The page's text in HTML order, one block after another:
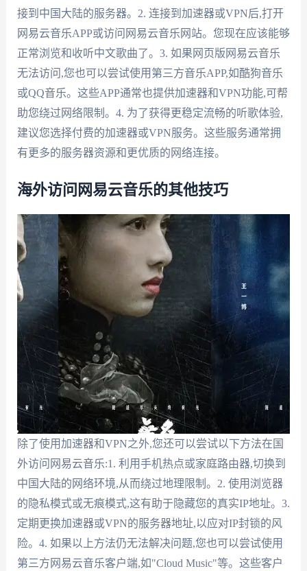
接到中国大陆的服务器。2. 连接到加速器或VPN后,打开
网易云音乐APP或访问网易云音乐网站。您现在应该能够
正常浏览和收听中文歌曲了。3. 如果网页版网易云音乐
无法访问,您也可以尝试使用第三方音乐APP,如酷狗音乐
或QQ音乐。这些APP通常也提供加速器和VPN功能,可帮
助您绕过网络限制。4. 为了获得更稳定流畅的听歌体验,
建议您选择付费的加速器或VPN服务。这些服务通常拥
有更多的服务器资源和更优质的网络连接。
海外访问网易云音乐的其他技巧
除了使用加速器和VPN之外,您还可以尝试以下方法在国
外访问网易云音乐:1. 利用手机热点或家庭路由器,切换到
中国大陆的网络环境,从而绕过地理限制。2. 使用浏览器
的隐私模式或无痕模式,这有助于隐藏您的真实IP地址。3.
定期更换加速器或VPN的服务器地址,以应对IP封锁的风
险。4. 如果以上方法仍无法解决问题,您也可以尝试使用
第三方网易云音乐客户端,如"Cloud Music"等。这些客户